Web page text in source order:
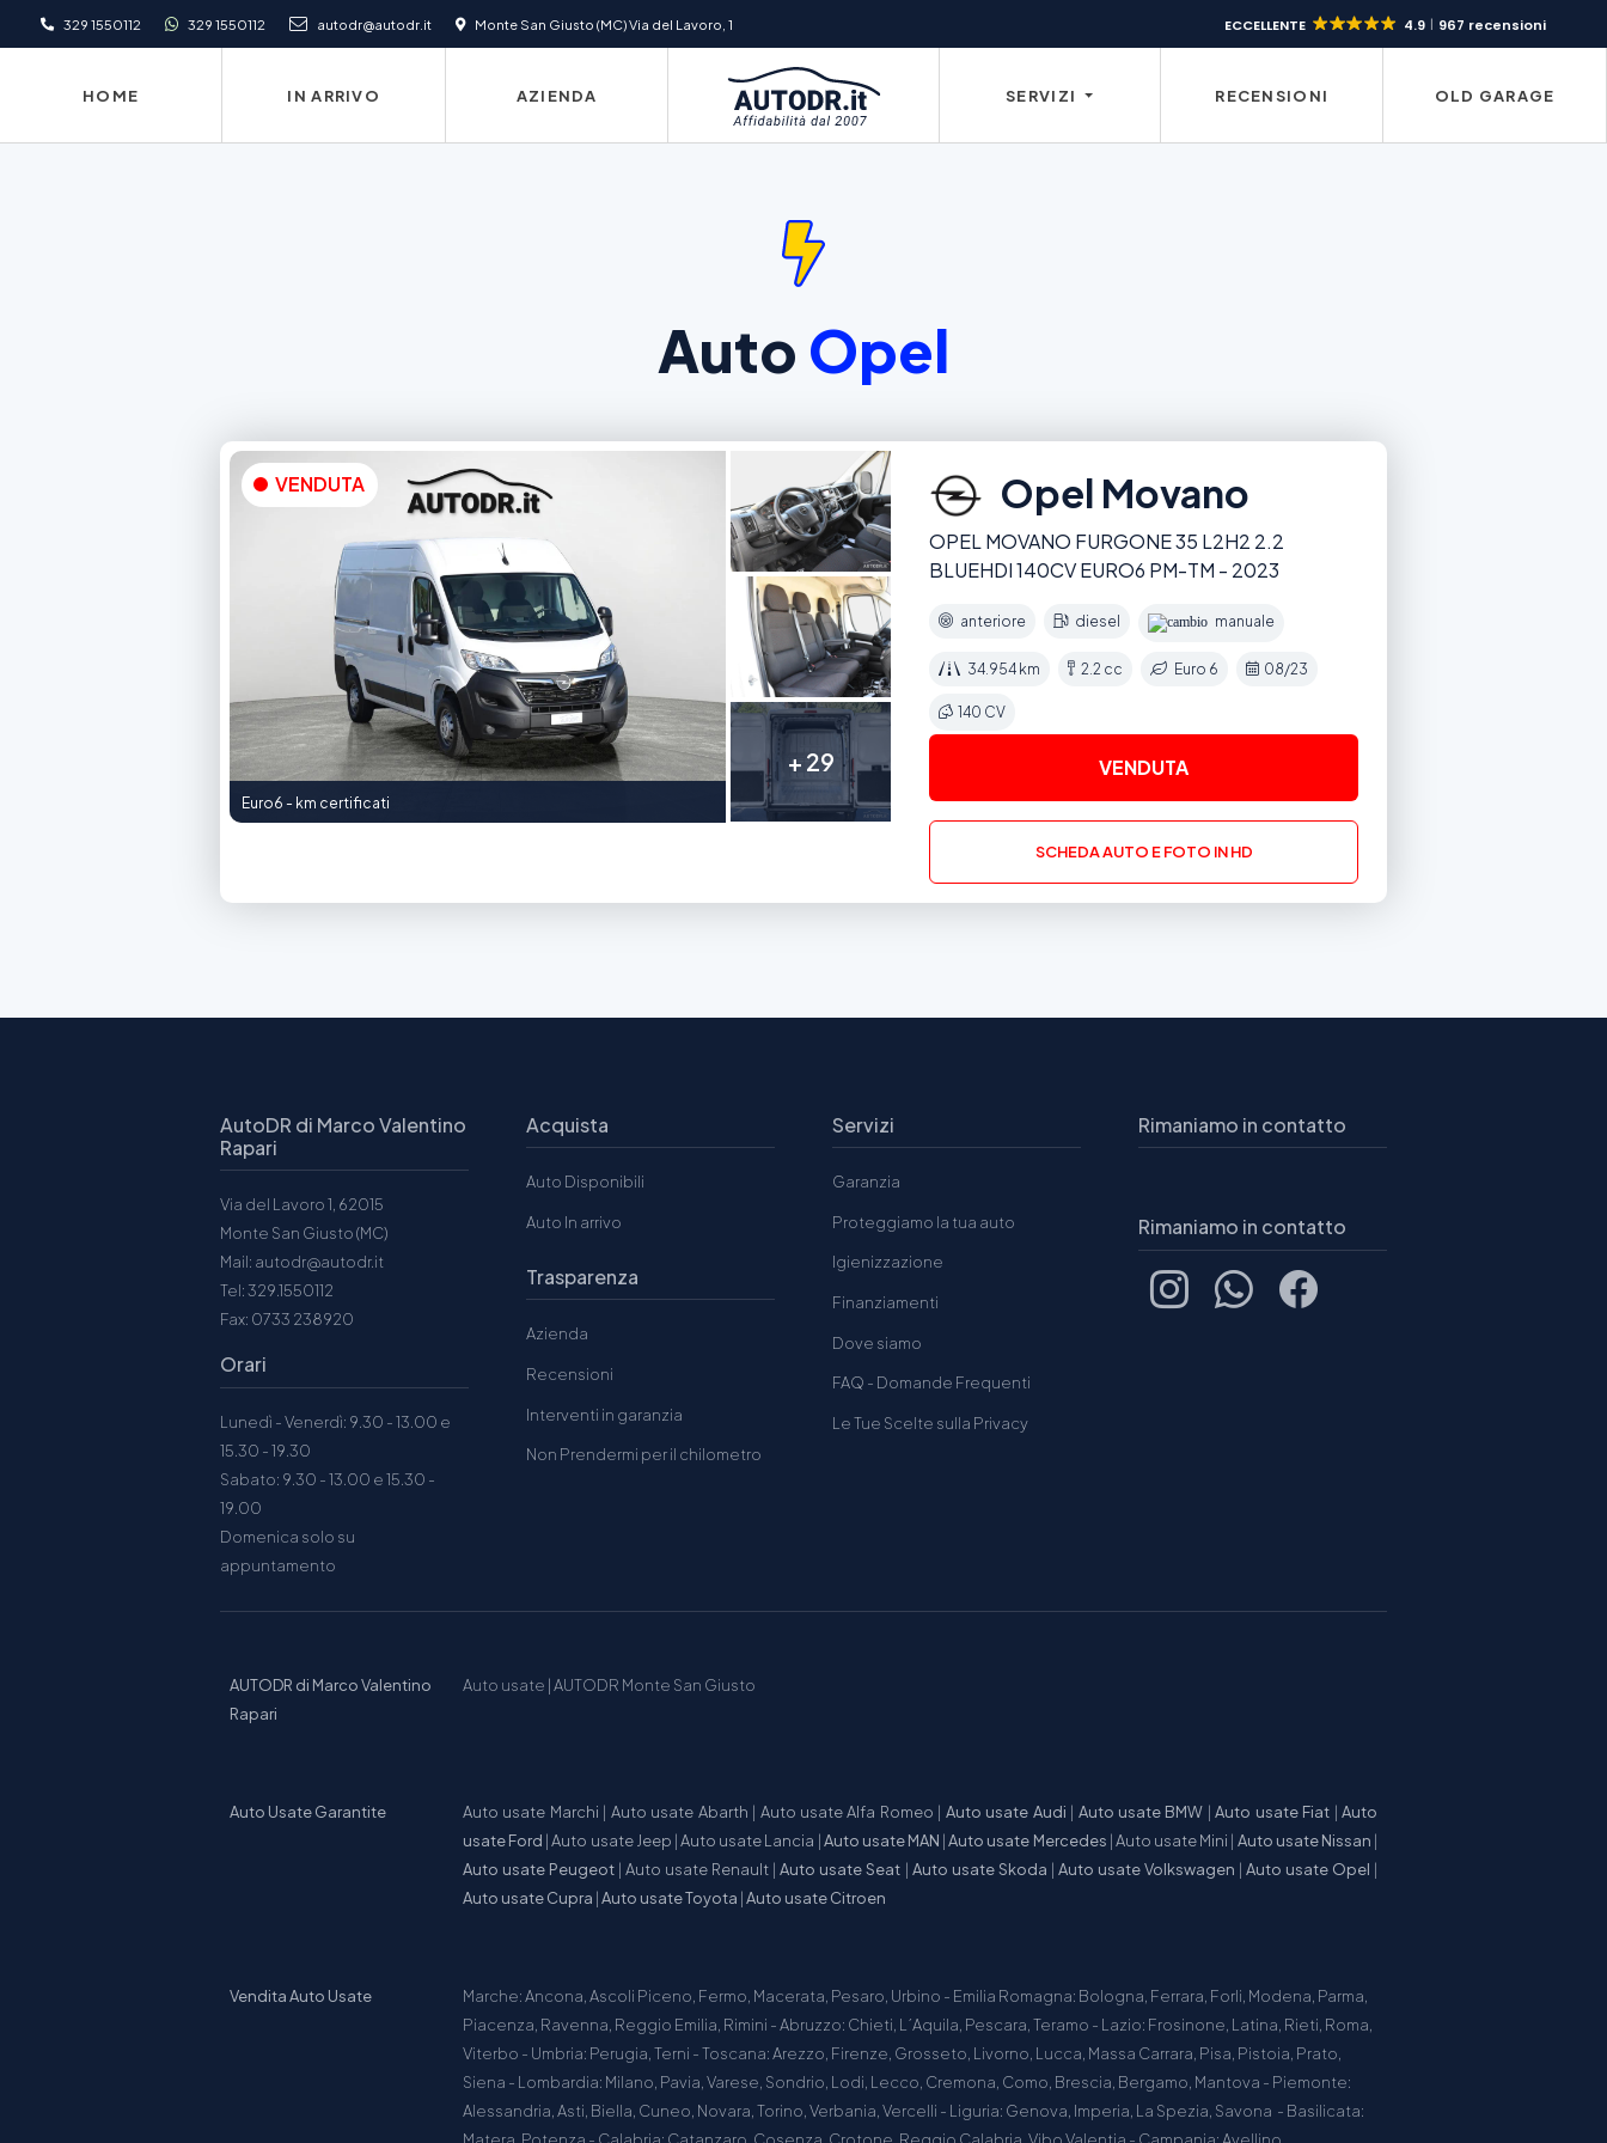
329 1550112 329 1550112 autodr@autodr.it Monte San Giusto (MC) Via del Lavoro, 1 ECCELLENTE 4.9 967 recensioni
HOME IN ARRIVO AZIENDA SERVIZI RECENSIONI OLD GARAGE
Auto Opel
VENDUTA
Euro6 - km certificati
+ 29
Opel Movano
OPEL MOVANO FURGONE 35 L2H2 2.2
BLUEHDI 140CV EURO6 PM-TM - 2023
anteriore diesel manuale
34.954 km 2.2 cc Euro 6 08/23
140 CV
VENDUTA
SCHEDA AUTO E FOTO IN HD
AutoDR di Marco Valentino
Rapari
Via del Lavoro 1, 62015
Monte San Giusto (MC)
Mail: autodr@autodr.it
Tel: 329.1550112
Fax: 0733 238920
Orari
Lunedì - Venerdì: 9.30 - 13.00 e
15.30 - 19.30
Sabato: 9.30 - 13.00 e 15.30 -
19.00
Domenica solo su
appuntamento
Acquista
Auto Disponibili
Auto In arrivo
Trasparenza
Azienda
Recensioni
Interventi in garanzia
Non Prendermi per il chilometro
Servizi
Garanzia
Proteggiamo la tua auto
Igienizzazione
Finanziamenti
Dove siamo
FAQ - Domande Frequenti
Le Tue Scelte sulla Privacy
Rimaniamo in contatto
Rimaniamo in contatto
AUTODR di Marco Valentino
Rapari
Auto usate |AUTODR Monte San Giusto
Auto Usate Garantite Auto usate Marchi | Auto usate Abarth | Auto usate Alfa Romeo | Auto usate Audi | Auto usate BMW |Auto usate Fiat |Auto
usate Ford |Auto usate Jeep |Auto usate Lancia |Auto usate MAN |Auto usate Mercedes |Auto usate Mini | Auto usate Nissan |
Auto usate Peugeot |Auto usate Renault |Auto usate Seat | Auto usate Skoda | Auto usate Volkswagen | Auto usate Opel |
Auto usate Cupra |Auto usate Toyota |Auto usate Citroen
Vendita Auto Usate
Marche: Ancona, Ascoli Piceno, Fermo, Macerata, Pesaro, Urbino - Emilia Romagna: Bologna, Ferrara, Forli, Modena, Parma,
Piacenza, Ravenna, Reggio Emilia, Rimini - Abruzzo: Chieti, L´Aquila, Pescara, Teramo - Lazio: Frosinone, Latina, Rieti, Roma,
Viterbo - Umbria: Perugia, Terni - Toscana: Arezzo, Firenze, Grosseto, Livorno, Lucca, Massa Carrara, Pisa, Pistoia, Prato,
Siena - Lombardia: Milano, Pavia, Varese, Sondrio, Lodi, Lecco, Cremona, Como, Brescia, Bergamo, Mantova - Piemonte:
Alessandria, Asti, Biella, Cuneo, Novara, Torino, Verbania, Vercelli - Liguria: Genova, Imperia, La Spezia, Savona - Basilicata: